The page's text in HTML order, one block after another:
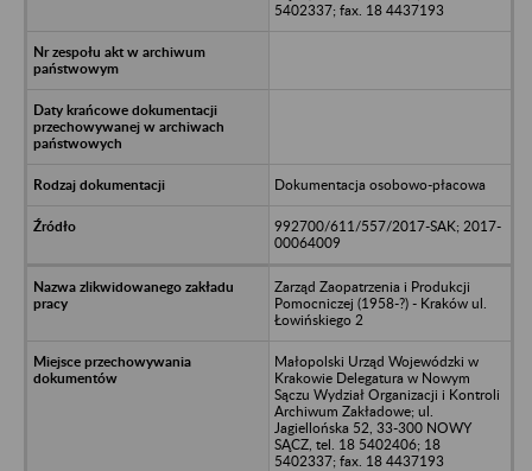
5402337; fax. 18 4437193
Dokumentacja osobowo-płacowa
992700/611/557/2017-SAK; 2017-
00064009
Zarząd Zaopatrzenia i Produkcji
Pomocniczej (1958-?) - Kraków ul.
Łowińskiego 2
Małopolski Urząd Wojewódzki w
Krakowie Delegatura w Nowym
Sączu Wydział Organizacji i Kontroli
Archiwum Zakładowe; ul.
Jagiellońska 52, 33-300 NOWY
SĄCZ, tel. 18 5402406; 18
5402337; fax. 18 4437193